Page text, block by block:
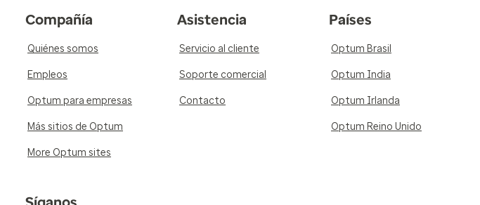
Compañía
Quiénes somos
Empleos
Optum para empresas
Más sitios de Optum
More Optum sites
Asistencia
Servicio al cliente
Soporte comercial
Contacto
Países
Optum Brasil
Optum India
Optum Irlanda
Optum Reino Unido